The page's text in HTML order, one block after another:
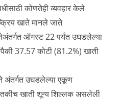
कोणतेही व्यवहार केले
खाते मानले जाते
ऑगस्ट 22 पर्यंत उघडलेल्या
37.57 कोटी (81.2%) खाती
अंतर्गत उघडलेल्या एकूण
खाती शून्य शिल्लक असलेली